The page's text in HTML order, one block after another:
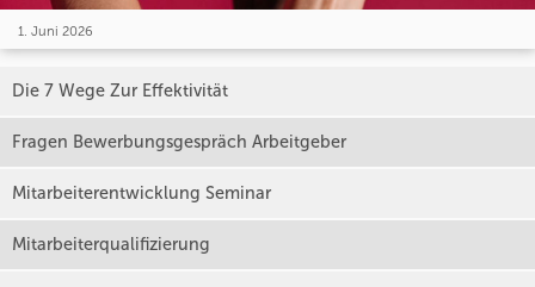
1. Juni 2026
Die 7 Wege Zur Effektivität
Fragen Bewerbungsgespräch Arbeitgeber
Mitarbeiterentwicklung Seminar
Mitarbeiterqualifizierung